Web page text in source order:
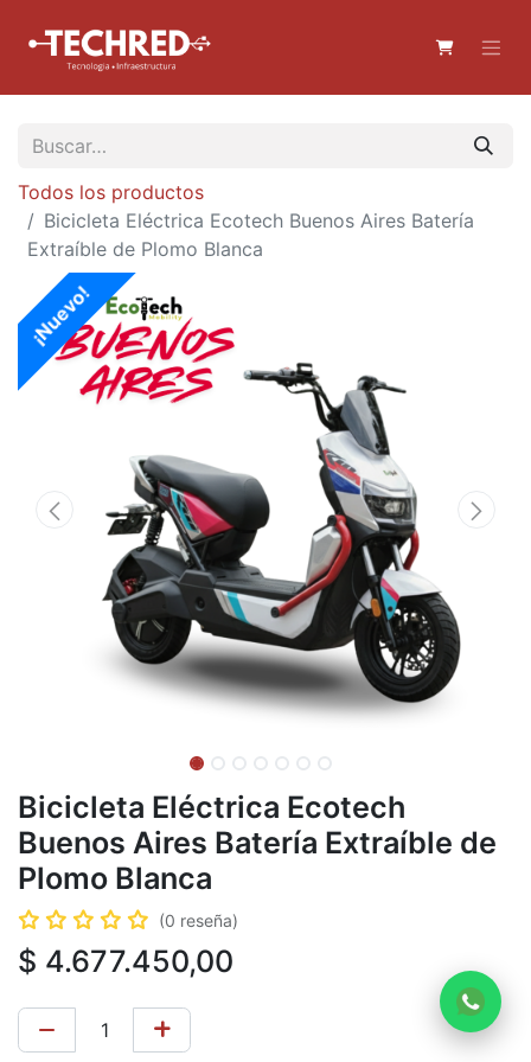
Todos los productos
Bicicleta Eléctrica Ecotech Buenos Aires Batería
Extraíble de Plomo Blanca
¡Nuevo!
Bicicleta Eléctrica Ecotech
Buenos Aires Batería Extraíble de
Plomo Blanca
(0 reseña)
$ 4.677.450,00